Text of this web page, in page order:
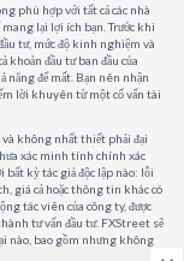
phù hợp với tất cả các nhà
lại lợi ích bạn. Trước khi
tư, mức độ kinh nghiệm và
khoản đầu tư ban đầu của
năng để mất. Bạn nên nhận
lời khuyên từ một cố vấn tài
không nhất thiết phải đại
xác minh tính chính xác
bất kỳ tác giả độc lập nào: lỗi
giá cả hoặc thông tin khác có
tác viên của công ty, được
tư vấn đầu tư. FXStreet sẽ
nào, bao gồm nhưng không